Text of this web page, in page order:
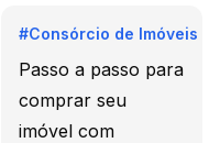
#Consórcio de Imóveis
Passo a passo para
comprar seu
imóvel com